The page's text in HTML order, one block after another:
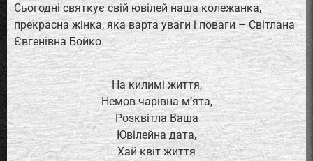
Сьогодні святкує свій ювілей наша колежанка,
прекрасна жінка, яка варта уваги і поваги – Світлана
Євгенівна Бойко.
На килимі життя,
Немов чарівна м’ята,
Розквітла Ваша
Ювілейна дата,
Хай квіт життя